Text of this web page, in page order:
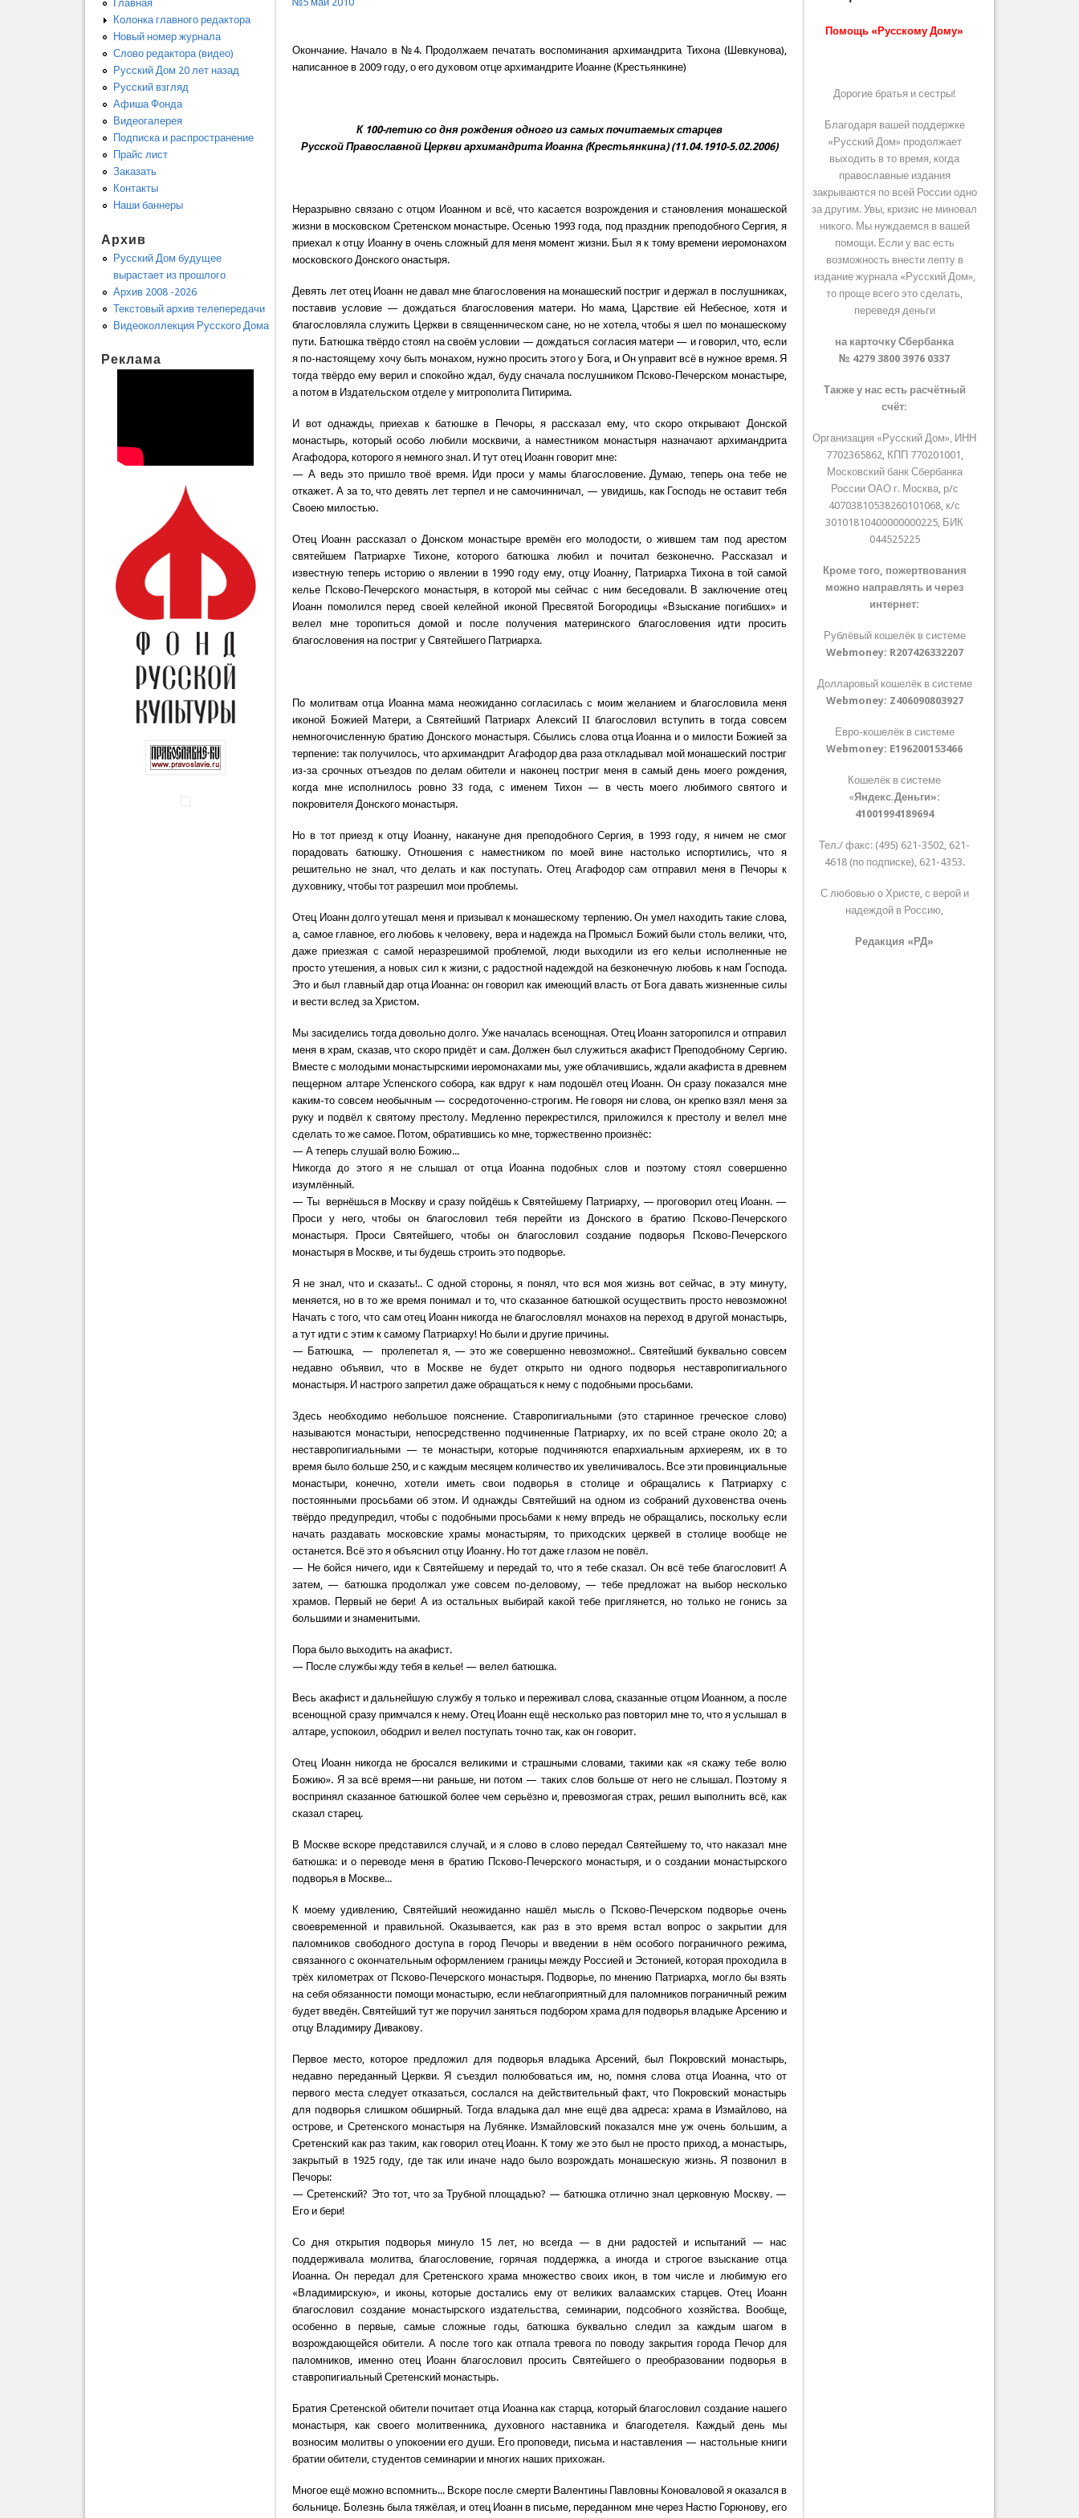
Окончание. Начало в №4. Продолжаем печатать воспоминания архимандрита Тихона (Шевкунова),
написанное в 2009 году, о его духовом отце архимандрите Иоанне (Крестьянкине)
К 100-летию со дня рождения одного из самых почитаемых старцев
Русской Православной Церкви архимандрита Иоанна (Крестьянкина) (11.04.1910-5.02.2006)
Неразрывно связано с отцом Иоанном и всё, что касается возрождения и становления монашеской
жизни в московском Сретенском монастыре. Осенью 1993 года, под праздник преподобного Сергия, я
приехал к отцу Иоанну в очень сложный для меня момент жизни. Был я к тому времени иеромонахом
московского Донского онастыря.
Девять лет отец Иоанн не давал мне благословения на монашеский постриг и держал в послушниках,
поставив условие — дождаться благословения матери. Но мама, Царствие ей Небесное, хотя и
благословляла служить Церкви в священническом сане, но не хотела, чтобы я шел по монашескому
пути. Батюшка твёрдо стоял на своём условии — дождаться согласия матери — и говорил, что, если
я по-настоящему хочу быть монахом, нужно просить этого у Бога, и Он управит всё в нужное время. Я
тогда твёрдо ему верил и спокойно ждал, буду сначала послушником Псково-Печерском монастыре,
а потом в Издательском отделе у митрополита Питирима.
И вот однажды, приехав к батюшке в Печоры, я рассказал ему, что скоро открывают Донской
монастырь, который особо любили москвичи, а наместником монастыря назначают архимандрита
Агафодора, которого я немного знал. И тут отец Иоанн говорит мне:
— А ведь это пришло твоё время. Иди проси у мамы благословение. Думаю, теперь она тебе не
откажет. А за то, что девять лет терпел и не самочинничал, — увидишь, как Господь не оставит тебя
Своею милостью.
Отец Иоанн рассказал о Донском монастыре времён его молодости, о жившем там под арестом
святейшем Патриархе Тихоне, которого батюшка любил и почитал безконечно. Рассказал и
известную теперь историю о явлении в 1990 году ему, отцу Иоанну, Патриарха Тихона в той самой
келье Псково-Печерского монастыря, в которой мы сейчас с ним беседовали. В заключение отец
Иоанн помолился перед своей келейной иконой Пресвятой Богородицы «Взыскание погибших» и
велел мне торопиться домой и после получения материнского благословения идти просить
благословения на постриг у Святейшего Патриарха.
По молитвам отца Иоанна мама неожиданно согласилась с моим желанием и благословила меня
иконой Божией Матери, а Святейший Патриарх Алексий II благословил вступить в тогда совсем
немногочисленную братию Донского монастыря. Сбылись слова отца Иоанна и о милости Божией за
терпение: так получилось, что архимандрит Агафодор два раза откладывал мой монашеский постриг
из-за срочных отъездов по делам обители и наконец постриг меня в самый день моего рождения,
когда мне исполнилось ровно 33 года, с именем Тихон — в честь моего любимого святого и
покровителя Донского монастыря.
Но в тот приезд к отцу Иоанну, накануне дня преподобного Сергия, в 1993 году, я ничем не смог
порадовать батюшку. Отношения с наместником по моей вине настолько испортились, что я
решительно не знал, что делать и как поступать. Отец Агафодор сам отправил меня в Печоры к
духовнику, чтобы тот разрешил мои проблемы.
Отец Иоанн долго утешал меня и призывал к монашескому терпению. Он умел находить такие слова,
а, самое главное, его любовь к человеку, вера и надежда на Промысл Божий были столь велики, что,
даже приезжая с самой неразрешимой проблемой, люди выходили из его кельи исполненные не
просто утешения, а новых сил к жизни, с радостной надеждой на безконечную любовь к нам Господа.
Это и был главный дар отца Иоанна: он говорил как имеющий власть от Бога давать жизненные силы
и вести вслед за Христом.
Мы засиделись тогда довольно долго. Уже началась всенощная. Отец Иоанн заторопился и отправил
меня в храм, сказав, что скоро придёт и сам. Должен был служиться акафист Преподобному Сергию.
Вместе с молодыми монастырскими иеромонахами мы, уже облачившись, ждали акафиста в древнем
пещерном алтаре Успенского собора, как вдруг к нам подошёл отец Иоанн. Он сразу показался мне
каким-то совсем необычным — сосредоточенно-строгим. Не говоря ни слова, он крепко взял меня за
руку и подвёл к святому престолу. Медленно перекрестился, приложился к престолу и велел мне
сделать то же самое. Потом, обратившись ко мне, торжественно произнёс:
— А теперь слушай волю Божию...
Никогда до этого я не слышал от отца Иоанна подобных слов и поэтому стоял совершенно
изумлённый.
— Ты вернёшься в Москву и сразу пойдёшь к Святейшему Патриарху, — проговорил отец Иоанн. —
Проси у него, чтобы он благословил тебя перейти из Донского в братию Псково-Печерского
монастыря. Проси Святейшего, чтобы он благословил создание подворья Псково-Печерского
монастыря в Москве, и ты будешь строить это подворье.
Я не знал, что и сказать!.. С одной стороны, я понял, что вся моя жизнь вот сейчас, в эту минуту,
меняется, но в то же время понимал и то, что сказанное батюшкой осуществить просто невозможно!
Начать с того, что сам отец Иоанн никогда не благословлял монахов на переход в другой монастырь,
а тут идти с этим к самому Патриарху! Но были и другие причины.
— Батюшка, — пролепетал я, — это же совершенно невозможно!.. Святейший буквально совсем
недавно объявил, что в Москве не будет открыто ни одного подворья неставропигиального
монастыря. И настрого запретил даже обращаться к нему с подобными просьбами.
Здесь необходимо небольшое пояснение. Ставропигиальными (это старинное греческое слово)
называются монастыри, непосредственно подчиненные Патриарху, их по всей стране около 20; а
неставропигиальными — те монастыри, которые подчиняются епархиальным архиереям, их в то
время было больше 250, и с каждым месяцем количество их увеличивалось. Все эти провинциальные
монастыри, конечно, хотели иметь свои подворья в столице и обращались к Патриарху с
постоянными просьбами об этом. И однажды Святейший на одном из собраний духовенства очень
твёрдо предупредил, чтобы с подобными просьбами к нему впредь не обращались, поскольку если
начать раздавать московские храмымонастырям, то приходских церквей в столице вообще не
останется. Всё это я объяснил отцу Иоанну. Но тот даже глазом не повёл.
— Не бойся ничего, иди к Святейшему и передай то, что я тебе сказал. Он всё тебе благословит! А
затем, — батюшка продолжал уже совсем по-деловому, — тебе предложат на выбор несколько
храмов. Первый не бери! А из остальных выбирай какой тебе приглянется, но только не гонись за
большими и знаменитыми.
Пора было выходить на акафист.
— После службы жду тебя в келье! — велел батюшка.
Весь акафист и дальнейшую службу я только и переживал слова, сказанные отцом Иоанном, а после
всенощной сразу примчался к нему. Отец Иоанн ещё несколько раз повторил мне то, что я услышал в
алтаре, успокоил, ободрил и велел поступать точно так, как он говорит.
Отец Иоанн никогда не бросался великими и страшными словами, такими как «я скажу тебе волю
Божию». Я за всё время—ни раньше, ни потом — таких слов больше от него не слышал. Поэтому я
воспринял сказанное батюшкой более чем серьёзно и, превозмогая страх, решил выполнить всё, как
сказал старец.
В Москве вскоре представился случай, и я слово в слово передал Святейшему то, что наказал мне
батюшка: и о переводе меня в братию Псково-Печерского монастыря, и о создании монастырского
подворья в Москве...
К моему удивлению, Святейший неожиданно нашёл мысль о Псково-Печерском подворье очень
своевременной и правильной. Оказывается, как раз в это время встал вопрос о закрытии для
паломников свободного доступа в город Печоры и введении в нём особого пограничного режима,
связанного с окончательным оформлением границы между Россией и Эстонией, которая проходила в
трёх километрах от Псково-Печерского монастыря. Подворье, по мнению Патриарха, могло бы взять
на себя обязанности помощи монастырю, если неблагоприятный для паломников пограничный режим
будет введён. Святейший тут же поручил заняться подбором храма для подворья владыке Арсению и
отцу Владимиру Дивакову.
Первое место, которое предложил для подворья владыка Арсений, был Покровский монастырь,
недавно переданный Церкви. Я съездил полюбоваться им, но, помня слова отца Иоанна, что от
первого места следует отказаться, сослался на действительный факт, что Покровский монастырь
для подворья слишком обширный. Тогда владыка дал мне ещё два адреса: храма в Измайлово, на
острове, и Сретенского монастыря на Лубянке. Измайловский показался мне уж очень большим, а
Сретенский как раз таким, как говорил отец Иоанн. К тому же это был не просто приход, а монастырь,
закрытый в 1925 году, где так или иначе надо было возрождать монашескую жизнь. Я позвонил в
Печоры:
— Сретенский? Это тот, что за Трубной площадью? — батюшка отлично знал церковную Москву. —
Его и бери!
Со дня открытия подворья минуло 15 лет, но всегда — в дни радостей и испытаний — нас
поддерживала молитва, благословение, горячая поддержка, а иногда и строгое взыскание отца
Иоанна. Он передал для Сретенского храма множество своих икон, в том числе и любимую его
«Владимирскую», и иконы, которые достались ему от великих валаамских старцев. Отец Иоанн
благословил создание монастырского издательства, семинарии, подсобного хозяйства. Вообще,
особенно в первые, самые сложные годы, батюшка буквально следил за каждым шагом в
возрождающейся обители. А после того как отпала тревога по поводу закрытия города Печор для
паломников, именно отец Иоанн благословил просить Святейшего о преобразовании подворья в
ставропигиальный Сретенский монастырь.
Братия Сретенской обители почитает отца Иоанна как старца, который благословил создание нашего
монастыря, как своего молитвенника, духовного наставника и благодетеля. Каждый день мы
возносим молитвы о упокоении его души. Его проповеди, письма и наставления — настольные книги
братии обители, студентов семинарии и многих наших прихожан.
Многое ещё можно вспомнить... Вскоре после смерти Валентины Павловны Коноваловой я оказался в
больнице. Болезнь была тяжёлая, и отец Иоанн в письме, переданном мне через Настю Горюнову, его
Главная
Колонка главного редактора
Новый номер журнала
Слово редактора (видео)
Русский Дом 20 лет назад
Русский взгляд
Афиша Фонда
Видеогалерея
Подписка и распространение
Прайс лист
Заказать
Контакты
Наши баннеры
Архив
Русский Дом будущее
вырастает из прошлого
Архив 2008 -2026
Текстовый архив телепередачи
Видеоколлекция Русского Дома
Реклама
Помощь «Русскому Дому»
Дорогие братья и сестры!
Благодаря вашей поддержке
«Русский Дом» продолжает
выходить в то время, когда
православные издания
закрываются по всей России одно
за другим. Увы, кризис не миновал
никого. Мы нуждаемся в вашей
помощи. Если у вас есть
возможность внести лепту в
издание журнала «Русский Дом»,
то проще всего это сделать,
переведя деньги
на карточку Сбербанка
№ 4279 3800 3976 0337
Также у нас есть расчётный
счёт:
Организация «Русский Дом», ИНН
7702365862, КПП 770201001,
Московский банк Сбербанка
России ОАО г. Москва, р/с
40703810538260101068, к/с
30101810400000000225, БИК
044525225
Кроме того, пожертвования
можно направлять и через
интернет:
Рублёвый кошелёк в системе
Webmoney: R207426332207
Долларовый кошелёк в системе
Webmoney: Z406090803927
Евро-кошелёк в системе
Webmoney: E196200153466
Кошелёк в системе
«Яндекс.Деньги»:
41001994189694
Тел./ факс: (495) 621-3502, 621-
4618 (по подписке), 621-4353.
С любовью о Христе, с верой и
надеждой в Россию,
Редакция «РД»